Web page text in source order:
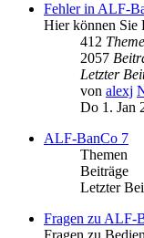
Fehler in ALF-
Hier können Sie
412
2057
Letzter
von alexj
Do 1. Jan
ALF-BanCo 7
Themen
Beiträge
Letzter
Fragen zu ALF-